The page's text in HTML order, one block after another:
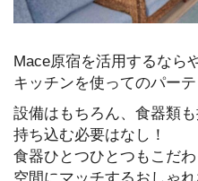
Mace原宿を活用するなら
キッチンを使ってのパーテ
設備はもちろん、食器類
持ち込む必要はなし！
食器ひとつひとつもこだわ
空間にマッチするおしゃ